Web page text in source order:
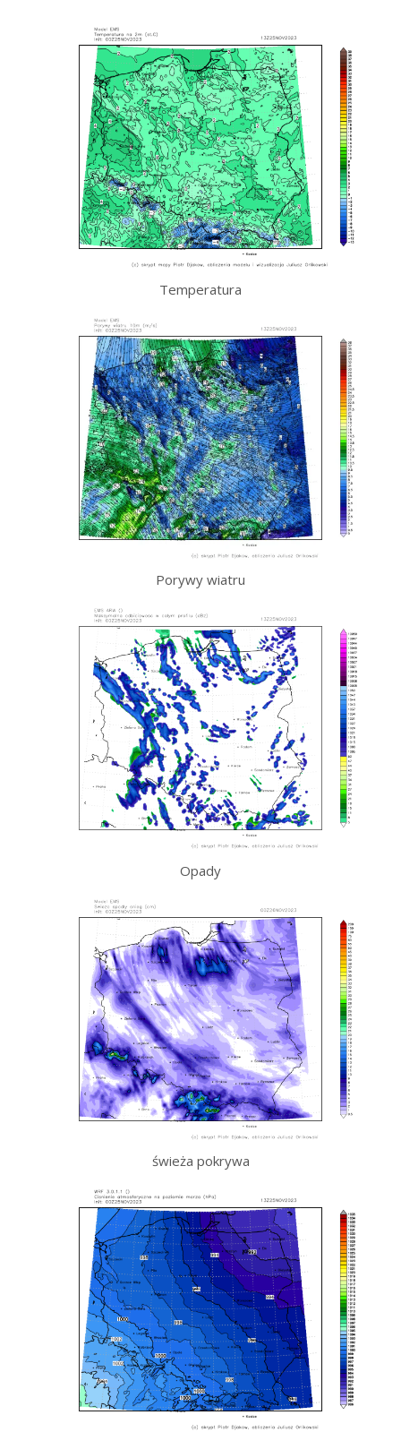
Temperatura
Porywy wiatru
Opady
świeża pokrywa